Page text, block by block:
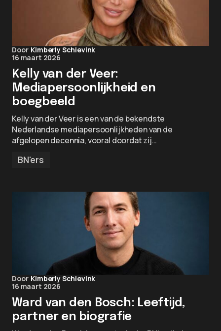
Door Kimberly Schievink
16 maart 2026
Kelly van der Veer:
Mediapersoonlijkheid en
boegbeeld
Kelly van der Veer is een van de bekendste
Nederlandse mediapersoonlijkheden van de
afgelopen decennia, vooral doordat zij…
BN'ers
Door Kimberly Schievink
16 maart 2026
Ward van den Bosch: Leeftijd,
partner en biografie